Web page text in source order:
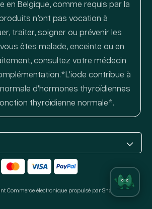
en Belgique, comme requis par la
n’ont pas vocation à
traiter, soigner ou prévenir les
êtes malade, enceinte ou en
consultez votre médecin
contribue à
d'hormones thyroïdiennes
thyroïdienne normale*.
Moyens
paiement
Commerce électronique propulsé par Shopify